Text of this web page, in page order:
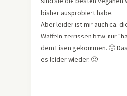
bisher ausprobiert habe.
Aber leider ist mir auch ca.
Waffeln zerrissen bzw. nur
dem Eisen gekommen. 🙁
es leider wieder. 🙁